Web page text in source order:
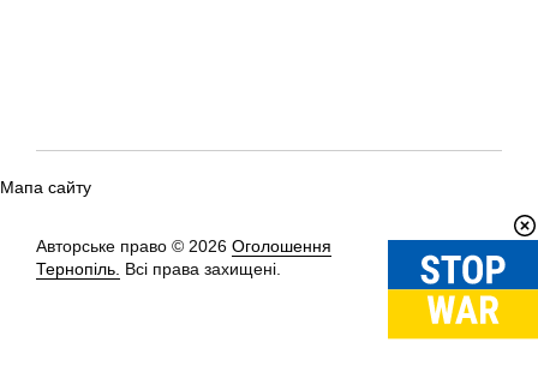
Мапа сайту
Авторське право © 2026 Оголошення
Тернопіль. Всі права захищені.
Вгору↑